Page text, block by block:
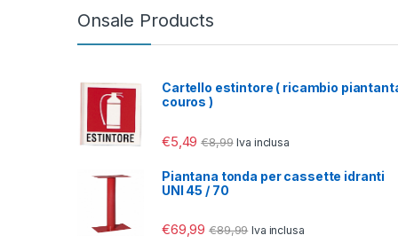
Onsale Products
Cartello estintore ( ricambio
couros )
€5,49 €8,99 Iva inclusa
Piantana tonda per cassette idranti
UNI 45 / 70
€69,99 €89,99 Iva inclusa